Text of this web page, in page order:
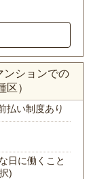
ンションでの
）
払い制度あり
日に働くこと
)